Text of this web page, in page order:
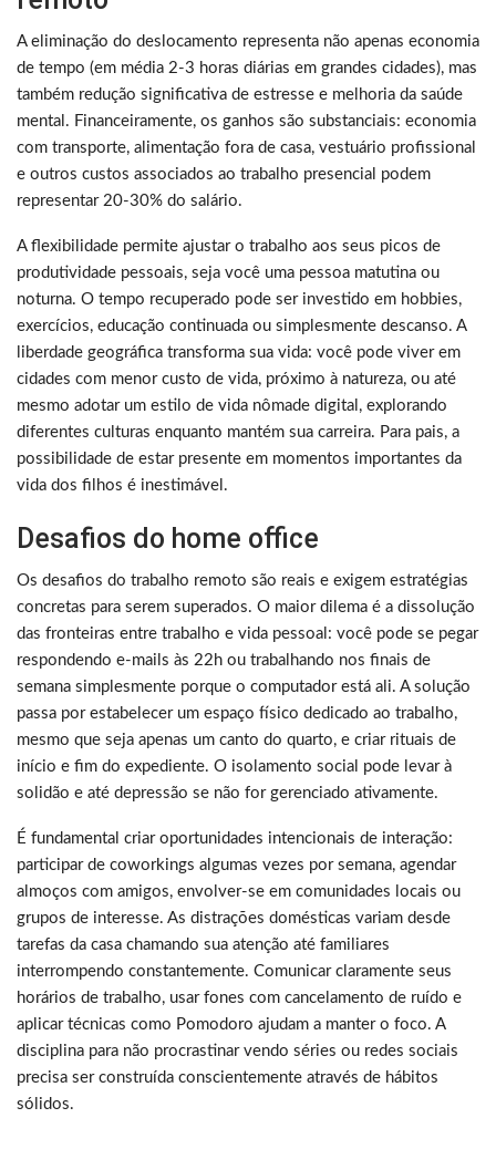
A eliminação do deslocamento representa não apenas economia
de tempo (em média 2-3 horas diárias em grandes cidades), mas
também redução significativa de estresse e melhoria da saúde
mental. Financeiramente, os ganhos são substanciais: economia
com transporte, alimentação fora de casa, vestuário profissional
e outros custos associados ao trabalho presencial podem
representar 20-30% do salário.
A flexibilidade permite ajustar o trabalho aos seus picos de
produtividade pessoais, seja você uma pessoa matutina ou
noturna. O tempo recuperado pode ser investido em hobbies,
exercícios, educação continuada ou simplesmente descanso. A
liberdade geográfica transforma sua vida: você pode viver em
cidades com menor custo de vida, próximo à natureza, ou até
mesmo adotar um estilo de vida nômade digital, explorando
diferentes culturas enquanto mantém sua carreira. Para pais, a
possibilidade de estar presente em momentos importantes da
vida dos filhos é inestimável.
Desafios do home office
Os desafios do trabalho remoto são reais e exigem estratégias
concretas para serem superados. O maior dilema é a dissolução
das fronteiras entre trabalho e vida pessoal: você pode se pegar
respondendo e-mails às 22h ou trabalhando nos finais de
semana simplesmente porque o computador está ali. A solução
passa por estabelecer um espaço físico dedicado ao trabalho,
mesmo que seja apenas um canto do quarto, e criar rituais de
início e fim do expediente. O isolamento social pode levar à
solidão e até depressão se não for gerenciado ativamente.
É fundamental criar oportunidades intencionais de interação:
participar de coworkings algumas vezes por semana, agendar
almoços com amigos, envolver-se em comunidades locais ou
grupos de interesse. As distrações domésticas variam desde
tarefas da casa chamando sua atenção até familiares
interrompendo constantemente. Comunicar claramente seus
horários de trabalho, usar fones com cancelamento de ruído e
aplicar técnicas como Pomodoro ajudam a manter o foco. A
disciplina para não procrastinar vendo séries ou redes sociais
precisa ser construída conscientemente através de hábitos
sólidos.